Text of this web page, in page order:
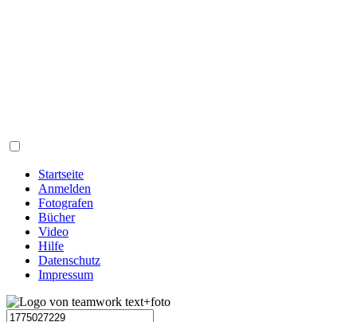
Startseite
Anmelden
Fotografen
Bücher
Video
Hilfe
Datenschutz
Impressum